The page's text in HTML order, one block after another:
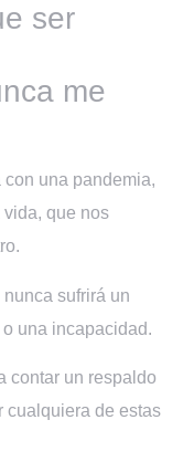
ser
me
una pandemia,
que nos
sufrirá un
una incapacidad.
contar un respaldo
cualquiera de estas